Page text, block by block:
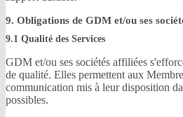
9. Obligations de GDM et/ou ses
9.1 Qualité des Services
GDM et/ou ses sociétés affiliées
de qualité. Elles permettent aux
communication mis à leur disposition
possibles.